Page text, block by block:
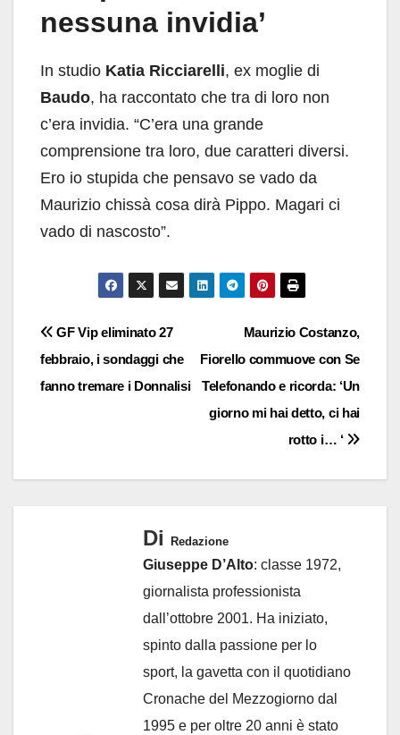
nessuna invidia’
In studio Katia Ricciarelli, ex moglie di
Baudo, ha raccontato che tra di loro non
c’era invidia. “C’era una grande
comprensione tra loro, due caratteri diversi.
Ero io stupida che pensavo se vado da
Maurizio chissà cosa dirà Pippo. Magari ci
vado di nascosto”.
Navigazione
articoli
Maurizio Costanzo,
Fiorello commuove con Se
Telefonando e ricorda: ‘Un
giorno mi hai detto, ci hai
rotto i… ‘
GF Vip eliminato 27
febbraio, i sondaggi che
fanno tremare i Donnalisi
Di Redazione
Giuseppe D’Alto: classe 1972,
giornalista professionista
dall’ottobre 2001. Ha iniziato,
spinto dalla passione per lo
sport, la gavetta con il quotidiano
Cronache del Mezzogiorno dal
1995 e per oltre 20 anni è stato